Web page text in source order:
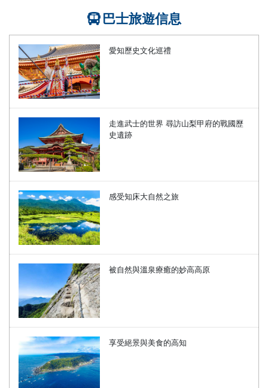
巴士旅遊信息
愛知歷史文化巡禮
走進武士的世界 尋訪山梨甲府的戰國歷
史遺跡
感受知床大自然之旅
被自然與溫泉療癒的妙高高原
享受絕景與美食的高知